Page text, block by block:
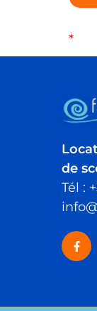
*
de
Tél :